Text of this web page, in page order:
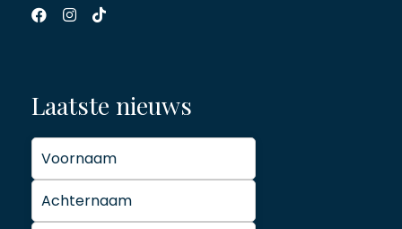
Laatste nieuws